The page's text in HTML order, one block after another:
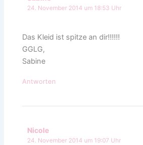
24. November 2014 um 18:53 Uhr
Das Kleid ist spitze an dir!!!!!!
GGLG,
Sabine
Antworten
Nicole
24. November 2014 um 19:07 Uhr